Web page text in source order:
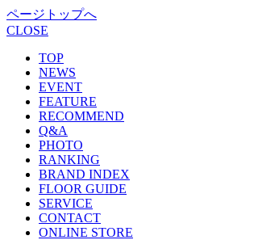
ページトップへ
CLOSE
TOP
NEWS
EVENT
FEATURE
RECOMMEND
Q&A
PHOTO
RANKING
BRAND INDEX
FLOOR GUIDE
SERVICE
CONTACT
ONLINE STORE